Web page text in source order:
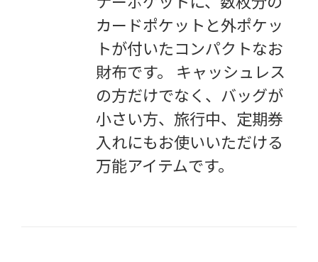
カードポケットと外ポケッ
トが付いたコンパクトなお
財布です。 キャッシュレス
の方だけでなく、バッグが
小さい方、旅行中、定期券
入れにもお使いいただける
万能アイテムです。